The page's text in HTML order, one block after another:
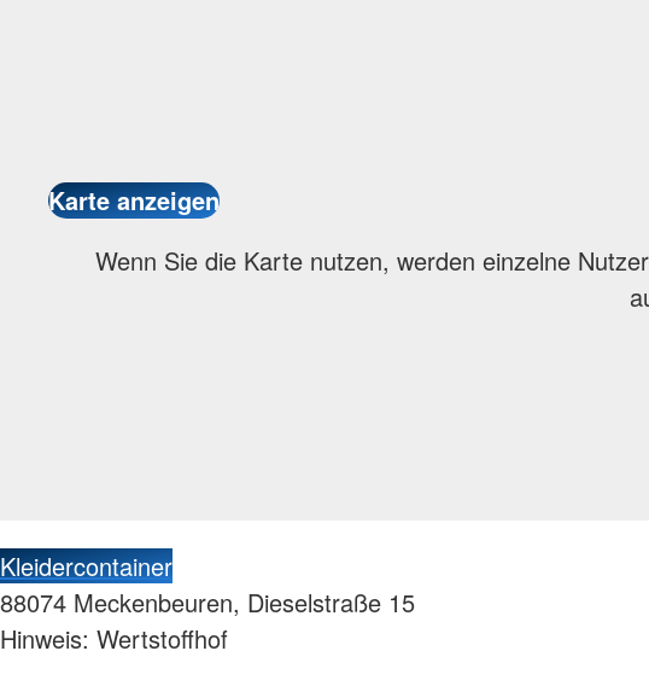
Wenn Sie die Karte nutzen, werden einzelne
Kleidercontainer
88074 Meckenbeuren, Dieselstraße 15
Hinweis: Wertstoffhof